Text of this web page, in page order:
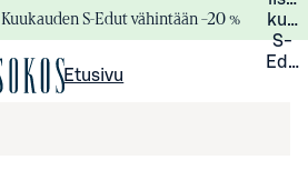
Kuukauden S-Edut vähintään –20 %
S-
Etusivu